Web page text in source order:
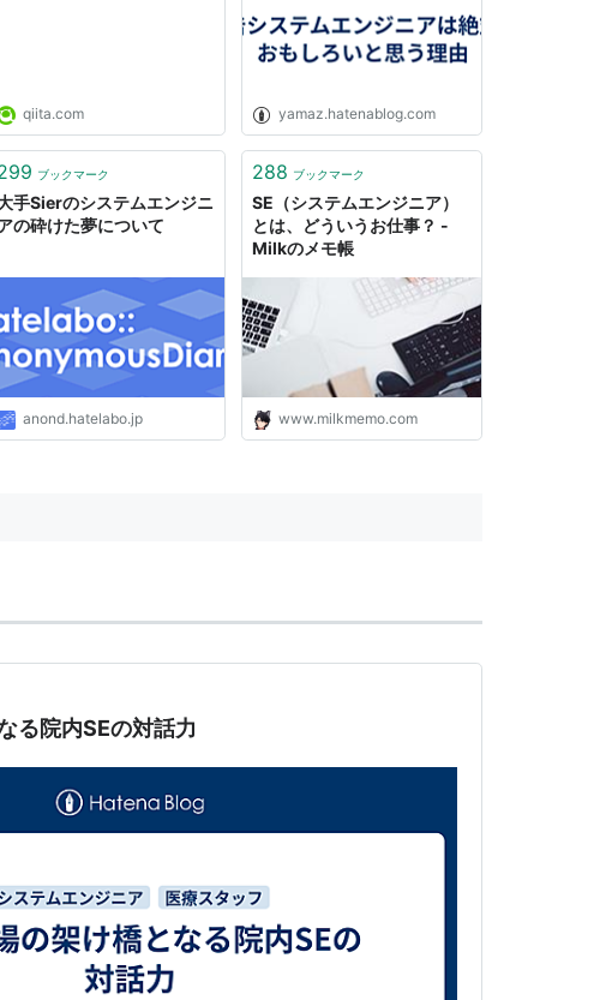
qiita.com yamaz.hatenablog.com
ブックマーク
手Sierのシステムエンジニ
の砕けた夢について
anond.hatelabo.jp
288 ブックマーク
SE（システムエンジニア）
とは、どういうお仕事？ -
Milkのメモ帳
www.milkmemo.com
る院内SEの対話力